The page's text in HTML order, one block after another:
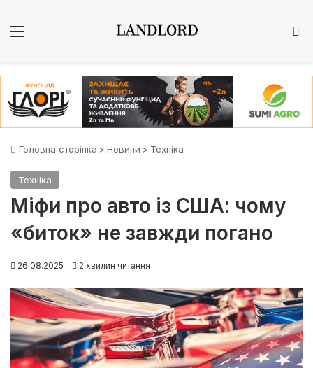
Головна сторінка > Новини > Техніка
Техніка
Міфи про авто із США: чому
«биток» не завжди погано
26.08.2025 2 хвилин читання